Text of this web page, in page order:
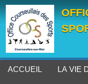
ACCUEIL LA VIE
Panneau de gestion des